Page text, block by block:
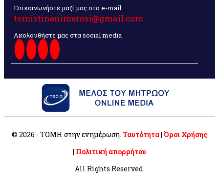
Επικοινωνήστε μαζί μας στο e-mail:
tomistinenimerosi@gmail.com
Ακολουθήστε μας στα social media
© 2026 - ΤΟΜΗ στην ενημέρωση. Ταυτότητα| Όροι Χρήσης
| Πολιτική απορρήτου
All Rights Reserved.